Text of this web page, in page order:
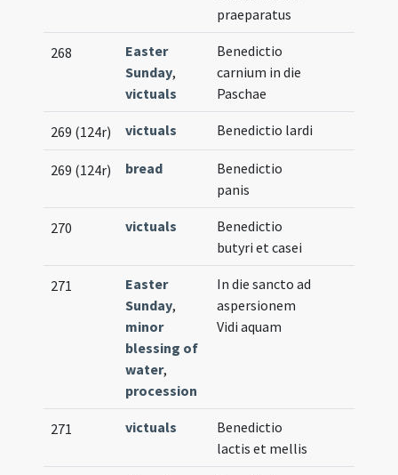
praeparatus
268
Easter
Sunday,
victuals
Benedictio
carnium in die
Paschae
269 (124r) victuals Benedictio lardi
269 (124r) bread
Benedictio
panis
270 victuals
Benedictio
butyri et casei
271
Easter
Sunday,
minor
blessing of
water,
procession
In die sancto ad
aspersionem
Vidi aquam
271 victuals
Benedictio
lactis et mellis